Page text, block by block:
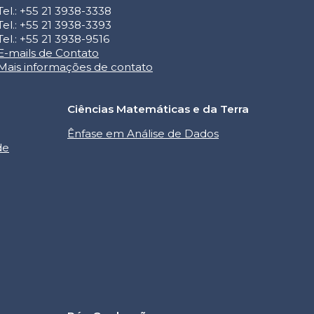
+55 21 3938-3338
+55 21 3938-3393
+55 21 3938-9516
mails de Contato
informações de contato
Ciências Matemáticas e da Terra
Ênfase em Análise de Dados